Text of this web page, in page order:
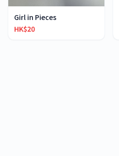
Girl in Pieces
HK$20